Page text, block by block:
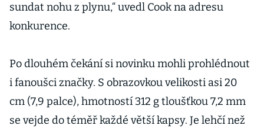
sundat nohu z plynu,“ uvedl Cook na adresu
konkurence.
Po dlouhém čekání si novinku mohli prohlédnout
i fanoušci značky. S obrazovkou velikosti asi 20
cm (7,9 palce), hmotností 312 g tloušťkou 7,2 mm
se vejde do téměř každé větší kapsy. Je lehčí než